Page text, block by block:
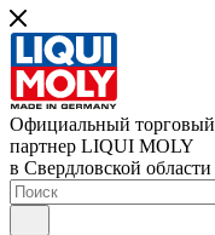
Официальный торговый
партнер LIQUI MOLY
в Свердловской области